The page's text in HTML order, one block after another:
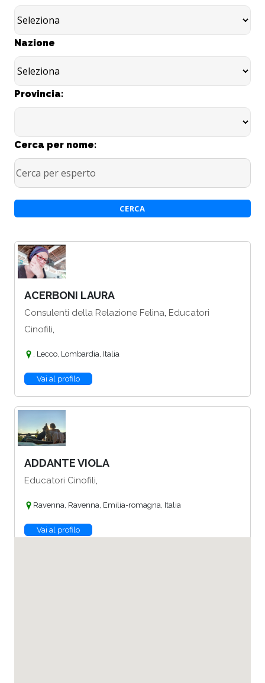
Nazione
Provincia:
Cerca per nome:
ACERBONI LAURA
Consulenti della Relazione Felina, Educatori
Cinofili,
, Lecco, Lombardia, Italia
Vai al profilo
ADDANTE VIOLA
Educatori Cinofili
Ravenna, Ravenna, Emilia-romagna, Italia
Vai al profilo